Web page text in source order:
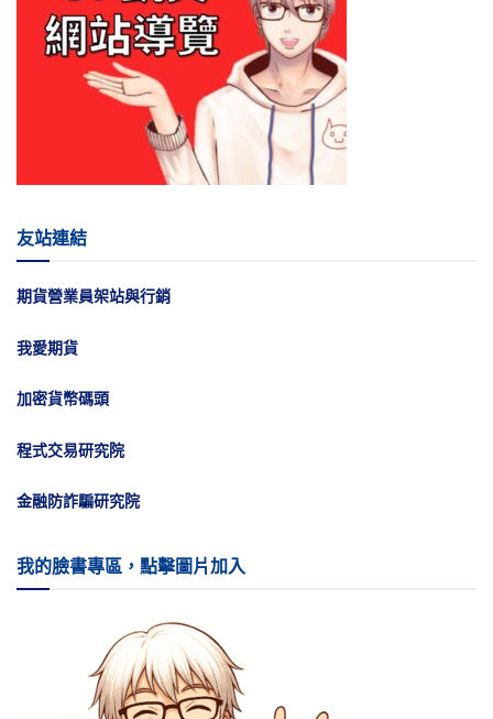
友站連結
期貨營業員架站與行銷
我愛期貨
加密貨幣碼頭
程式交易研究院
金融防詐騙研究院
我的臉書專區，點擊圖片加入